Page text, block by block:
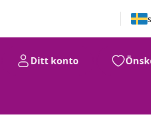
Ditt konto